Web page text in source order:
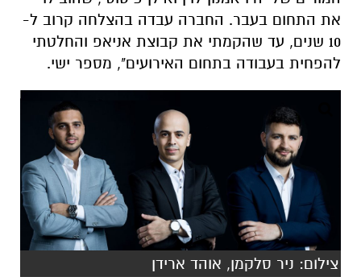
את התחום בעבר. החברה עבדה בהצלחה קרוב ל-
10 שנים, עד שהקמתי את קבוצת אניאפ והחלטתי
להפחית בעבודה בתחום האירועים", מספר ישי.
צילום: ניר סלקמן, אוהד ארידן